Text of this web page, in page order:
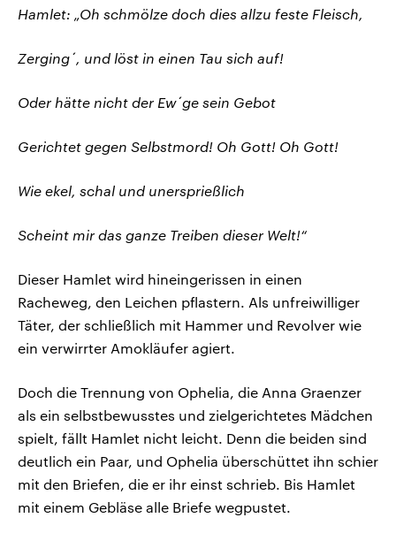
Hamlet: „Oh schmölze doch dies allzu feste Fleisch,
Zerging´, und löst in einen Tau sich auf!
Oder hätte nicht der Ew´ge sein Gebot
Gerichtet gegen Selbstmord! Oh Gott! Oh Gott!
Wie ekel, schal und unersprießlich
Scheint mir das ganze Treiben dieser Welt!“
Dieser Hamlet wird hineingerissen in einen
Racheweg, den Leichen pflastern. Als unfreiwilliger
Täter, der schließlich mit Hammer und Revolver wie
ein verwirrter Amokläufer agiert.
Doch die Trennung von Ophelia, die Anna Graenzer
als ein selbstbewusstes und zielgerichtetes Mädchen
spielt, fällt Hamlet nicht leicht. Denn die beiden sind
deutlich ein Paar, und Ophelia überschüttet ihn schier
mit den Briefen, die er ihr einst schrieb. Bis Hamlet
mit einem Gebläse alle Briefe wegpustet.